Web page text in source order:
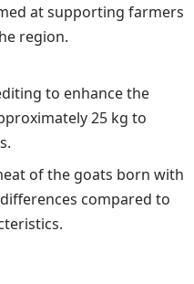
at supporting farmers
region.
to enhance the
25 kg to
of the goats born with
compared to